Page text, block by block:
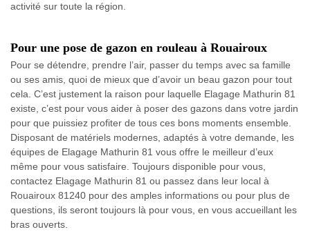
activité sur toute la région.
Pour une pose de gazon en rouleau à Rouairoux
Pour se détendre, prendre l’air, passer du temps avec sa famille
ou ses amis, quoi de mieux que d’avoir un beau gazon pour tout
cela. C’est justement la raison pour laquelle Elagage Mathurin 81
existe, c’est pour vous aider à poser des gazons dans votre jardin
pour que puissiez profiter de tous ces bons moments ensemble.
Disposant de matériels modernes, adaptés à votre demande, les
équipes de Elagage Mathurin 81 vous offre le meilleur d’eux
même pour vous satisfaire. Toujours disponible pour vous,
contactez Elagage Mathurin 81 ou passez dans leur local à
Rouairoux 81240 pour des amples informations ou pour plus de
questions, ils seront toujours là pour vous, en vous accueillant les
bras ouverts.